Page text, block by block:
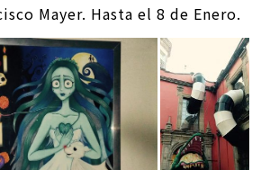
Mayer. Hasta el 8 de Enero.